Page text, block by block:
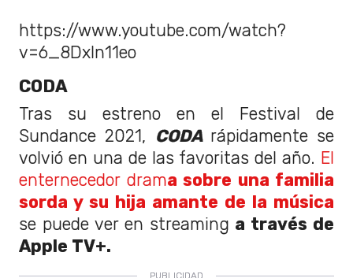
https://www.youtube.com/watch?
v=6_8DxIn11eo
CODA
Tras su estreno en el Festival de
Sundance 2021, CODA rápidamente se
volvió en una de las favoritas del año. El
enternecedor drama sobre una familia
sorda y su hija amante de la música
se puede ver en streaming a través de
Apple TV+.